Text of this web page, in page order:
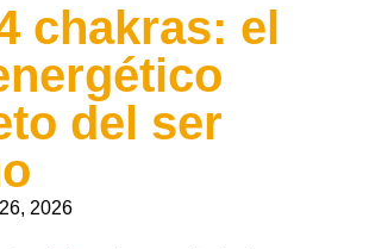
chakras: el
del ser
2026